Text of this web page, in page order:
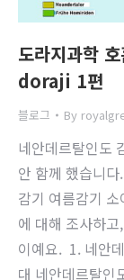
도라지과학
doraji 1편
블로그 By
네안데르탈인도
안 함께 했습니
감기 여름감기
에 대해 조사하
이예요. ​ 1. 네안
대 네안데르탈인